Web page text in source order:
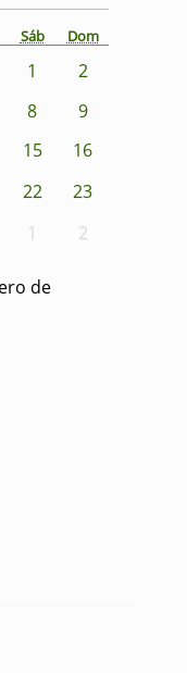
Sáb Dom
1
2
8
9
15
16
22
23
1 2
de